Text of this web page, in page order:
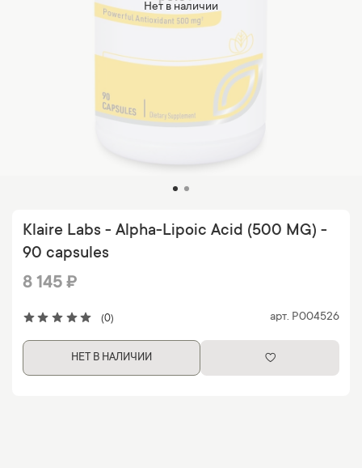
Нет в наличии
(0) арт. P004526
Klaire Labs - Alpha-Lipoic Acid (500 MG) -
90 capsules
8 145 ₽
НЕТ В НАЛИЧИИ